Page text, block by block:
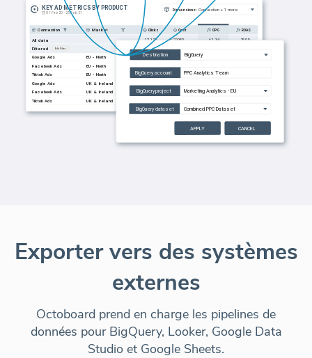
Exporter vers des systèmes
externes
Octoboard prend en charge les pipelines de
données pour BigQuery, Looker, Google Data
Studio et Google Sheets.